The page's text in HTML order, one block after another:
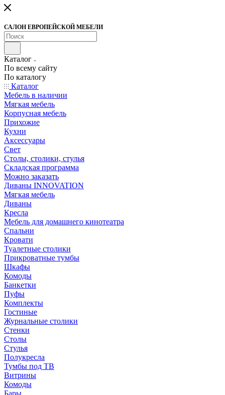
САЛОН ЕВРОПЕЙСКОЙ МЕБЕЛИ
Каталог
По всему сайту
По каталогу
Каталог
Мебель в наличии
Мягкая мебель
Корпусная мебель
Прихожие
Кухни
Аксессуары
Свет
Столы, столики, стулья
Складская программа
Можно заказать
Диваны INNOVATION
Мягкая мебель
Диваны
Кресла
Мебель для домашнего кинотеатра
Спальни
Кровати
Туалетные столики
Прикроватные тумбы
Шкафы
Комоды
Банкетки
Пуфы
Комплекты
Гостиные
Журнальные столики
Стенки
Столы
Стулья
Полукресла
Тумбы под ТВ
Витрины
Комоды
Бары